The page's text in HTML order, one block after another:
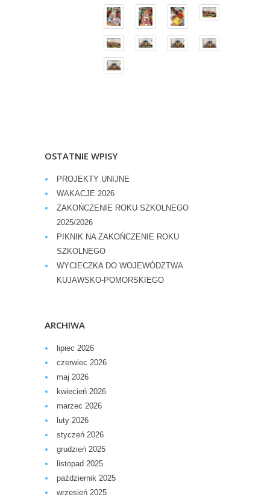
OSTATNIE WPISY
PROJEKTY UNIJNE
WAKACJE 2026
ZAKOŃCZENIE ROKU SZKOLNEGO
2025/2026
PIKNIK NA ZAKOŃCZENIE ROKU
SZKOLNEGO
WYCIECZKA DO WOJEWÓDZTWA
KUJAWSKO-POMORSKIEGO
ARCHIWA
lipiec 2026
czerwiec 2026
maj 2026
kwiecień 2026
marzec 2026
luty 2026
styczeń 2026
grudzień 2025
listopad 2025
październik 2025
wrzesień 2025